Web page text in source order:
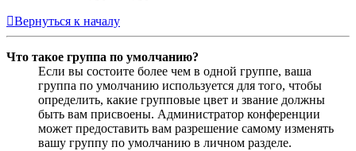
Вернуться к началу
Что такое группа по умолчанию?
Если вы состоите более чем в одной группе, ваша
группа по умолчанию используется для того, чтобы
определить, какие групповые цвет и звание должны
быть вам присвоены. Администратор конференции
может предоставить вам разрешение самому изменять
вашу группу по умолчанию в личном разделе.